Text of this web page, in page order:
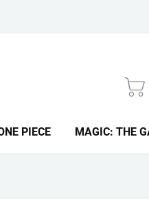
PIECE MAGIC: THE